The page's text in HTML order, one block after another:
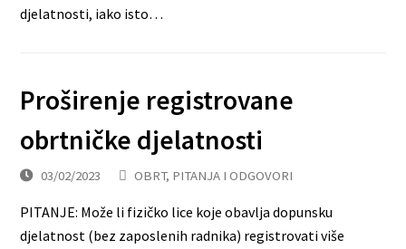
djelatnosti, iako isto…
Proširenje registrovane
obrtničke djelatnosti
03/02/2023 OBRT, PITANJA I ODGOVORI
PITANJE: Može li fizičko lice koje obavlja dopunsku
djelatnost (bez zaposlenih radnika) registrovati više